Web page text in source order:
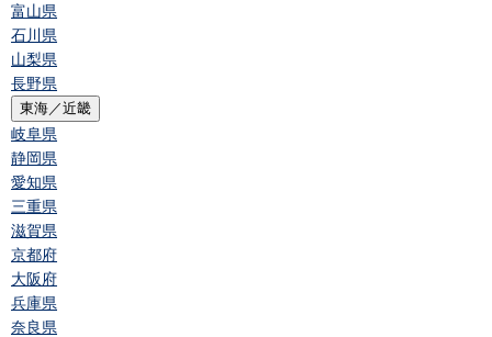
富山県
石川県
山梨県
長野県
東海／近畿
岐阜県
静岡県
愛知県
三重県
滋賀県
京都府
大阪府
兵庫県
奈良県